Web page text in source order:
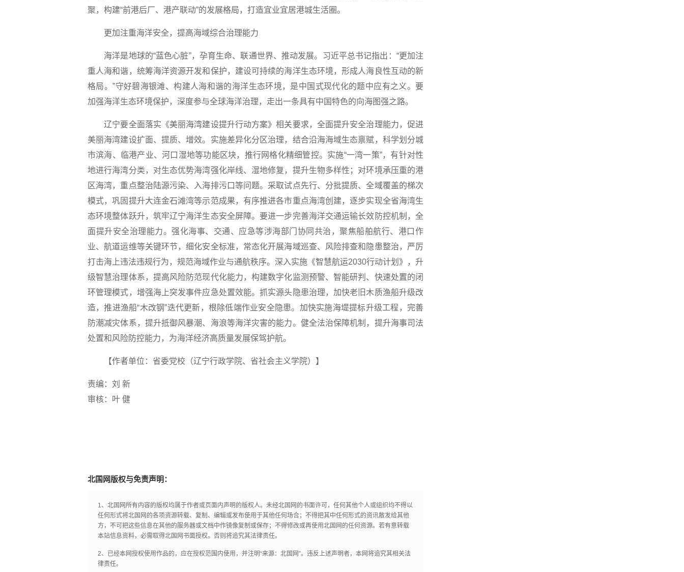
聚，构建“前港后厂、港产联动”的发展格局，打造宜业宜居港城生活圈。
更加注重海洋安全，提高海域综合治理能力
海洋是地球的“蓝色心脏”，孕育生命、联通世界、推动发展。习近平总书记指出：“更加注
重人海和谐，统筹海洋资源开发和保护，建设可持续的海洋生态环境，形成人海良性互动的新
格局。”守好碧海银滩、构建人海和谐的海洋生态环境，是中国式现代化的题中应有之义。要
加强海洋生态环境保护，深度参与全球海洋治理，走出一条具有中国特色的向海图强之路。
辽宁要全面落实《美丽海湾建设提升行动方案》相关要求，全面提升安全治理能力，促进
美丽海湾建设扩面、提质、增效。实施差异化分区治理，结合沿海海域生态禀赋，科学划分城
市滨海、临港产业、河口湿地等功能区块，推行网格化精细管控。实施“一湾一策”，有针对性
地进行海湾分类，对生态优势海湾强化岸线、湿地修复，提升生物多样性；对环境承压重的港
区海湾，重点整治陆源污染、入海排污口等问题。采取试点先行、分批提质、全域覆盖的梯次
模式，巩固提升大连金石滩湾等示范成果，有序推进各市重点海湾创建，逐步实现全省海湾生
态环境整体跃升，筑牢辽宁海洋生态安全屏障。要进一步完善海洋交通运输长效防控机制，全
面提升安全治理能力。强化海事、交通、应急等涉海部门协同共治，聚焦船舶航行、港口作
业、航道运维等关键环节，细化安全标准，常态化开展海域巡查、风险排查和隐患整治，严厉
打击海上违法违规行为，规范海域作业与通航秩序。深入实施《智慧航运2030行动计划》，升
级智慧治理体系，提高风险防范现代化能力，构建数字化监测预警、智能研判、快速处置的闭
环管理模式，增强海上突发事件应急处置效能。抓实源头隐患治理，加快老旧木质渔船升级改
造，推进渔船“木改钢”迭代更新，根除低端作业安全隐患。加快实施海堤提标升级工程，完善
防潮减灾体系，提升抵御风暴潮、海浪等海洋灾害的能力。健全法治保障机制，提升海事司法
处置和风险防控能力，为海洋经济高质量发展保驾护航。
【作者单位：省委党校（辽宁行政学院、省社会主义学院）】
责编：刘 新
审核：叶 健
北国网版权与免责声明：
1、北国网所有内容的版权均属于作者或页面内声明的版权人。未经北国网的书面许可，任何其他个人或组织均不得以
任何形式将北国网的各项资源转载、复制、编辑或发布使用于其他任何场合；不得把其中任何形式的资讯散发给其他
方，不可把这些信息在其他的服务器或文档中作镜像复制或保存；不得修改或再使用北国网的任何资源。若有意转载
本站信息资料，必需取得北国网书面授权。否则将追究其法律责任。
2、已经本网授权使用作品的，应在授权范围内使用，并注明“来源：北国网”。违反上述声明者，本网将追究其相关法
律责任。